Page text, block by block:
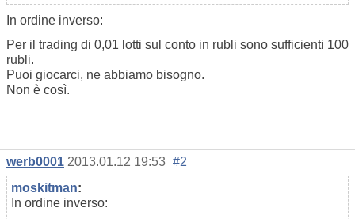
In ordine inverso:
Per il trading di 0,01 lotti sul conto in rubli sono sufficienti 100
rubli.
Puoi giocarci, ne abbiamo bisogno.
Non è così.
werb0001 2013.01.12 19:53 #2
moskitman:
In ordine inverso: